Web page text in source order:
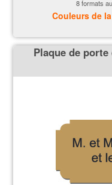
8 formats
Couleurs de
Plaque de